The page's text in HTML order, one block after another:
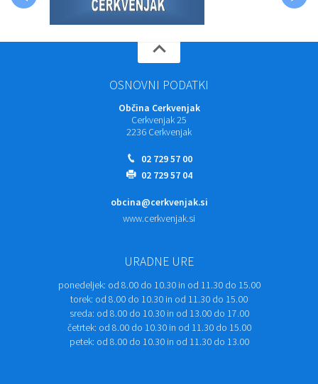
OSNOVNI PODATKI
Občina Cerkvenjak
Cerkvenjak 25
2236 Cerkvenjak
02 729 57 00
02 729 57 04
obcina@cerkvenjak.si
www.cerkvenjak.si
URADNE URE
ponedeljek: od 8.00 do 10.30 in od 11.30 do 15.00
torek: od 8.00 do 10.30 in od 11.30 do 15.00
sreda: od 8.00 do 10.30 in od 13.00 do 17.00
četrtek: od 8.00 do 10.30 in od 11.30 do 15.00
petek: od 8.00 do 10.30 in od 11.30 do 13.00